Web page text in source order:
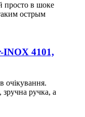
просто в шоке
острым
INOX 4101,
очікування.
ручка, а